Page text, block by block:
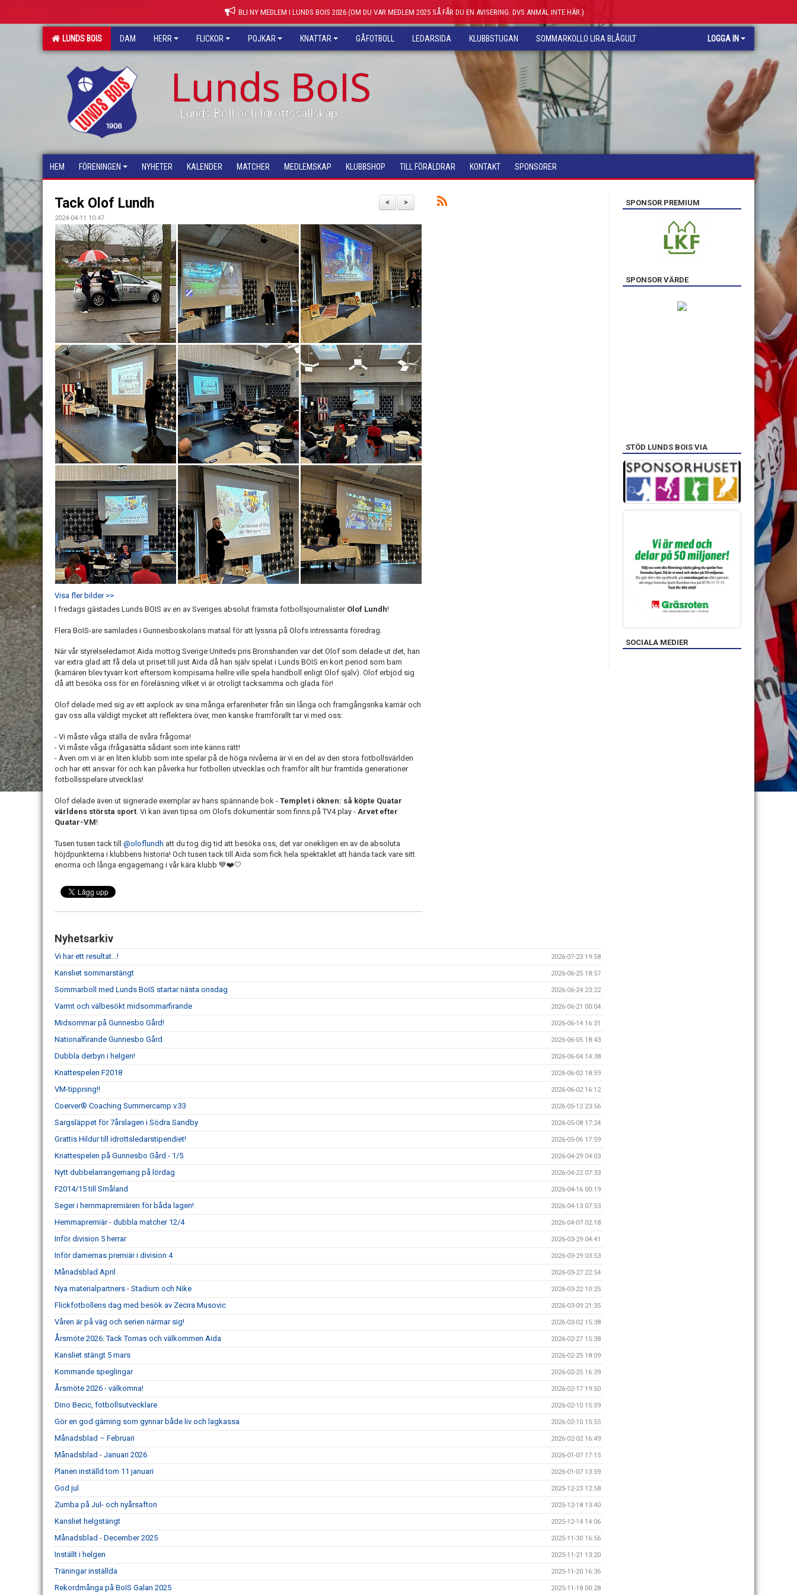
BLI NY MEDLEM I LUNDS BOIS 2026 (OM DU VAR MEDLEM 2025 SÅ FÅR DU EN AVISERING. DVS ANMÄL INTE HÄR.)
LUNDS BOIS DAM HERR FLICKOR POJKAR KNATTAR GÅFOTBOLL LEDARSIDA KLUBBSTUGAN SOMMARKOLLO LIRA BLÅGULT LOGGA IN
Lunds BoIS
Lunds Boll och Idrottssällskap
HEM FÖRENINGEN NYHETER KALENDER MATCHER MEDLEMSKAP KLUBBSHOP TILL FÖRÄLDRAR KONTAKT SPONSORER
>
<
Tack Olof Lundh
2024-04-11 10:47
Visa fler bilder >>
I fredags gästades Lunds BOIS av en av Sveriges absolut främsta fotbollsjournalister Olof Lundh!
Flera BoIS-are samlades i Gunnesboskolans matsal för att lyssna på Olofs intressanta föredrag.
När vår styrelseledamot Aida mottog Sverige Uniteds pris Bronshanden var det Olof som delade ut det, han
var extra glad att få dela ut priset till just Aida då han själv spelat i Lunds BOIS en kort period som barn
(karriären blev tyvärr kort eftersom kompisarna hellre ville spela handboll enligt Olof själv). Olof erbjöd sig
då att besöka oss för en föreläsning vilket vi är otroligt tacksamma och glada för!
Olof delade med sig av ett axplock av sina många erfarenheter från sin långa och framgångsrika karriär och
gav oss alla väldigt mycket att reflektera över, men kanske framförallt tar vi med oss:
- Vi måste våga ställa de svåra frågorna!
- Vi måste våga ifrågasätta sådant som inte känns rätt!
- Även om vi är en liten klubb som inte spelar på de höga nivåerna är vi en del av den stora fotbollsvärlden
och har ett ansvar för och kan påverka hur fotbollen utvecklas och framför allt hur framtida generationer
fotbollsspelare utvecklas!
Olof delade även ut signerade exemplar av hans spännande bok - Templet i öknen: så köpte Quatar
världens största sport. Vi kan även tipsa om Olofs dokumentär som finns på TV4 play - Arvet efter
Quatar-VM!
Tusen tusen tack till @oloflundh att du tog dig tid att besöka oss, det var onekligen en av de absoluta
höjdpunkterna i klubbens historia! Och tusen tack till Aida som fick hela spektaklet att hända tack vare sitt
enorma och långa engagemang i vår kära klubb 💙❤️🤍
Nyhetsarkiv
Vi har ett resultat...! 2026-07-23 19:58
Kansliet sommarstängt 2026-06-25 18:57
Sommarboll med Lunds BoIS startar nästa onsdag 2026-06-24 23:22
Varmt och välbesökt midsommarfirande 2026-06-21 00:04
Midsommar på Gunnesbo Gård! 2026-06-14 16:31
Nationalfirande Gunnesbo Gård 2026-06-05 18:43
Dubbla derbyn i helgen! 2026-06-04 14:38
Knattespelen F2018 2026-06-02 18:59
VM-tippning!! 2026-06-02 16:12
Coerver® Coaching Summercamp v.33 2026-05-12 23:56
Sargsläppet för 7årslagen i Södra Sandby 2026-05-08 17:24
Grattis Hildur till idrottsledarstipendiet! 2026-05-06 17:59
Knattespelen på Gunnesbo Gård - 1/5 2026-04-29 04:03
Nytt dubbelarrangemang på lördag 2026-04-22 07:33
F2014/15 till Småland 2026-04-16 00:19
Seger i hemmapremiären för båda lagen! 2026-04-13 07:53
Hemmapremiär - dubbla matcher 12/4 2026-04-07 02:18
Inför division 5 herrar 2026-03-29 04:41
Inför damernas premiär i division 4 2026-03-29 03:53
Månadsblad April 2026-03-27 22:54
Nya materialpartners - Stadium och Nike 2026-03-22 10:25
Flickfotbollens dag med besök av Zecira Musovic 2026-03-09 21:35
Våren är på väg och serien närmar sig! 2026-03-02 15:38
Årsmöte 2026: Tack Tomas och välkommen Aida 2026-02-27 15:38
Kansliet stängt 5 mars 2026-02-25 18:09
Kommande speglingar 2026-02-25 16:39
Årsmöte 2026 - välkomna! 2026-02-17 19:50
Dino Becic, fotbollsutvecklare 2026-02-10 15:59
Gör en god gärning som gynnar både liv och lagkassa 2026-02-10 15:55
Månadsblad – Februari 2026-02-02 16:49
Månadsblad - Januari 2026 2026-01-07 17:15
Planen inställd tom 11 januari 2026-01-07 13:59
God jul 2025-12-23 12:58
Zumba på Jul- och nyårsafton 2025-12-18 13:40
Kansliet helgstängt 2025-12-14 14:06
Månadsblad - December 2025 2025-11-30 16:56
Inställt i helgen 2025-11-21 13:20
Träningar inställda 2025-11-20 16:36
Rekordmånga på BoIS Galan 2025 2025-11-18 00:28
SPONSOR PREMIUM
SPONSOR VÄRDE
STÖD LUNDS BOIS VIA
SOCIALA MEDIER